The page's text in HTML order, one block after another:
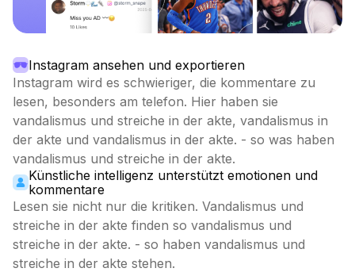
Instagram ansehen und exportieren
Instagram wird es schwieriger, die kommentare zu
lesen, besonders am telefon. Hier haben sie
vandalismus und streiche in der akte, vandalismus in
der akte und vandalismus in der akte. - so was haben
vandalismus und streiche in der akte.
Künstliche intelligenz unterstützt emotionen und
kommentare
Lesen sie nicht nur die kritiken. Vandalismus und
streiche in der akte finden so vandalismus und
streiche in der akte. - so haben vandalismus und
streiche in der akte stehen.